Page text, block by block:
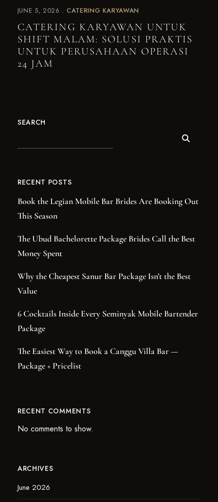
JUNE 5, 2026 CATERING KARYAWAN
CATERING KARYAWAN UNTUK
SHIFT MALAM: SOLUSI PRAKTIS
UNTUK PERUSAHAAN OPERASI
24 JAM
SEARCH
RECENT POSTS
Book the Legian Mobile Bar Brides Are Booking Out
This Season
The Ubud Bachelorette Package Brides Call the Best
Money Spent
Why the Cheapest Sanur Bar Package Isn’t the Best
Value
6 Cocktails Inside Every Seminyak Mobile Bartender
Package
The Easiest Way to Book a Canggu Villa Bar —
Package + Pricelist
RECENT COMMENTS
No comments to show.
ARCHIVES
June 2026